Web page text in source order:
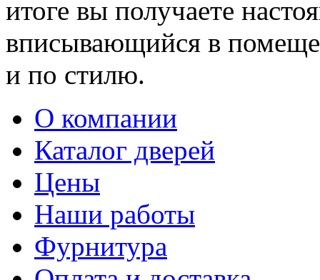
итоге вы получаете
вписывающийся в
и по стилю.
О компании
Каталог дверей
Цены
Наши работы
Фурнитура